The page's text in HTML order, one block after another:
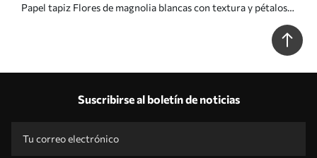
Papel tapiz Flores de magnolia blancas con textura y pétalos
Suscribirse al boletín de noticias